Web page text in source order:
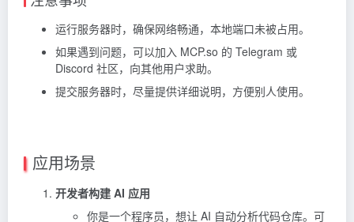
运行服务器时，确保网络畅通，本地端口未被占用。
如果遇到问题，可以加入 MCP.so 的 Telegram 或
Discord 社区，向其他用户求助。
提交服务器时，尽量提供详细说明，方便别人使用。
应用场景
开发者构建 AI 应用
你是一个程序员，想让 AI 自动分析代码仓库。可